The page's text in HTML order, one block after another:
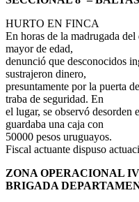
HURTO EN FINCA
En horas de la madrugada
mayor de edad,
denunció que desconocidos
sustrajeron dinero,
presuntamente por la puerta
traba de seguridad. En
el lugar, se observó
guardaba una caja con
50000 pesos uruguayos.
Fiscal actuante dispuso
ZONA OPERACIONAL IV
BRIGADA